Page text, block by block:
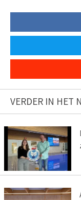
VERDER IN HET